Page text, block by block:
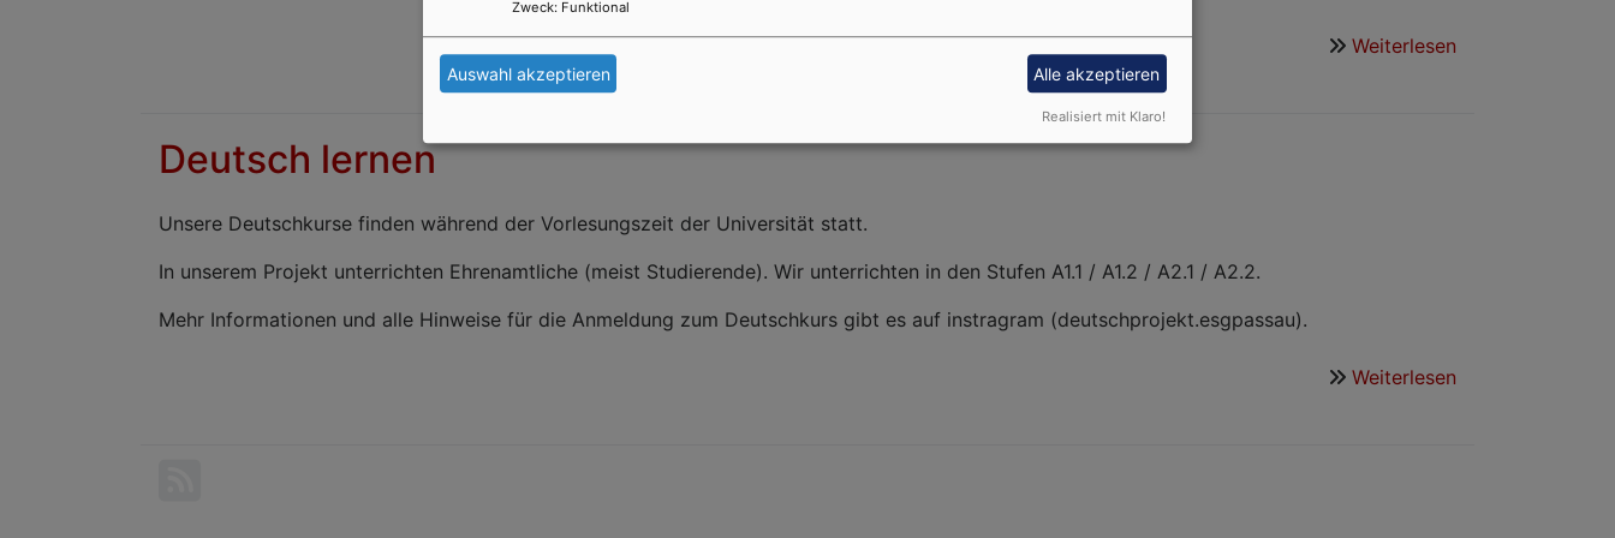
Weiterlesen
Deutsch lernen
Unsere Deutschkurse finden während der Vorlesungszeit der Universität statt.
In unserem Projekt unterrichten Ehrenamtliche (meist Studierende). Wir unterrichten in den Stufen A1.1 / A1.2 / A2.1 / A2.2.
Mehr Informationen und alle Hinweise für die Anmeldung zum Deutschkurs gibt es auf instragram (deutschprojekt.esgpassau).
Weiterlesen
Zweck: Funktional
Auswahl akzeptieren Alle akzeptieren
Realisiert mit Klaro!